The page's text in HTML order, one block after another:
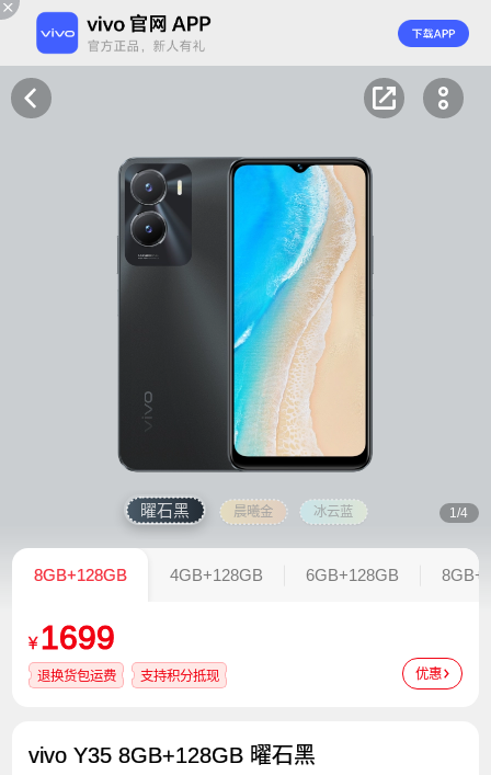
1/4
曜石黑 晨曦金 冰云蓝
8GB+128GB 4GB+128GB 6GB+128GB
¥ 1699
退换货包运费 支持积分抵现 优惠
vivo Y35 8GB+128GB 曜石黑